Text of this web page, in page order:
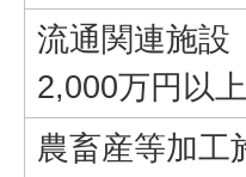
流通関連施設
2,000万円以上
農畜産等加工